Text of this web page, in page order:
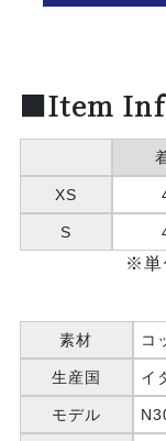
■Item
XS
S
※単
素材 コ
生産国 イ
モデル